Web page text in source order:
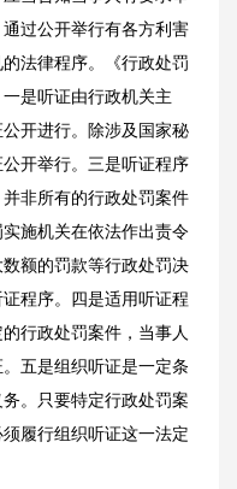
过公开举行有各方利害
法律程序。《行政处罚
是听证由行政机关主
开进行。除涉及国家秘
开举行。三是听证程序
非所有的行政处罚案件
施机关在依法作出责令
额的罚款等行政处罚决
程序。四是适用听证程
行政处罚案件，当事人
五是组织听证是一定条
。只要特定行政处罚案
履行组织听证这一法定